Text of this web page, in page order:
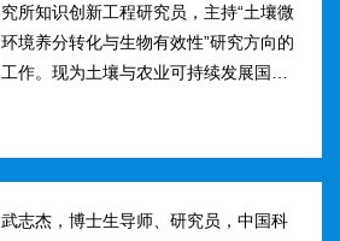
究所知识创新工程研究员，主持“土壤微
环境养分转化与生物有效性”研究方向的
工作。现为土壤与农业可持续发展国家
影...
武志杰，博士生导师、研究员，中国科